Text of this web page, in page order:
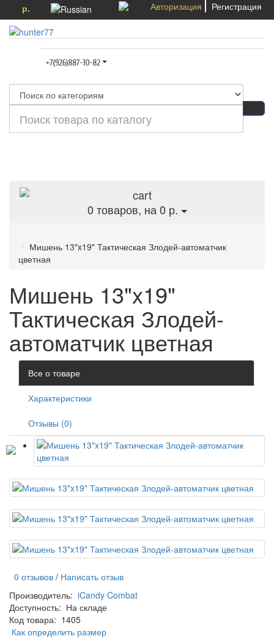
р. Авторизация Регистрация
0 товаров, на 0 р.
Мишень 13"x19" Тактическая Злодей-автоматчик
цветная
Мишень 13"x19"
Тактическая Злодей-
автоматчик цветная
Все о товаре
Характеристики
Отзывы (0)
0 отзывов / Написать отзыв
Производитель: iCandy Combat
Доступность: На складе
Код товара: 1405
Как определить размер